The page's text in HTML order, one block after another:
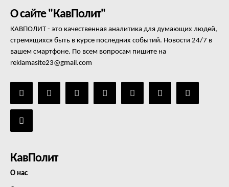
О сайте "КавПолит"
КАВПОЛИТ - это качественная аналитика для думающих людей,
стремящихся быть в курсе последних событий. Новости 24/7 в
вашем смартфоне. По всем вопросам пишите на
reklamasite23@gmail.com
КавПолит
О нас